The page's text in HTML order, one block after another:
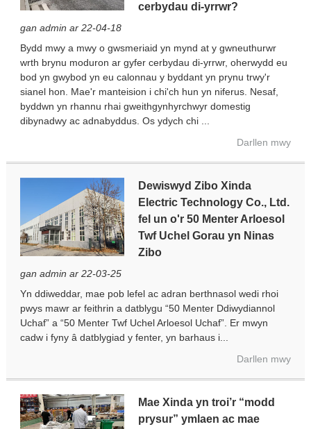
cerbydau di-yrrwr?
gan admin ar 22-04-18
Bydd mwy a mwy o gwsmeriaid yn mynd at y gwneuthurwr
wrth brynu moduron ar gyfer cerbydau di-yrrwr, oherwydd eu
bod yn gwybod yn eu calonnau y byddant yn prynu trwy'r
sianel hon. Mae'r manteision i chi'ch hun yn niferus. Nesaf,
byddwn yn rhannu rhai gweithgynhyrchwyr domestig
dibynadwy ac adnabyddus. Os ydych chi ...
Darllen mwy
Dewiswyd Zibo Xinda
Electric Technology Co., Ltd.
fel un o'r 50 Menter Arloesol
Twf Uchel Gorau yn Ninas
Zibo
gan admin ar 22-03-25
Yn ddiweddar, mae pob lefel ac adran berthnasol wedi rhoi
pwys mawr ar feithrin a datblygu “50 Menter Ddiwydiannol
Uchaf” a “50 Menter Twf Uchel Arloesol Uchaf”. Er mwyn
cadw i fyny â datblygiad y fenter, yn barhaus i...
Darllen mwy
Mae Xinda yn troi’r “modd
prysur” ymlaen ac mae